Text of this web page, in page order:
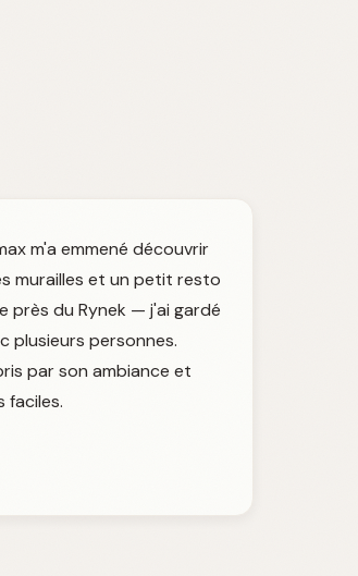
m'a emmené découvrir
murailles et un petit resto
près du Rynek — j'ai gardé
plusieurs personnes.
par son ambiance et
faciles.